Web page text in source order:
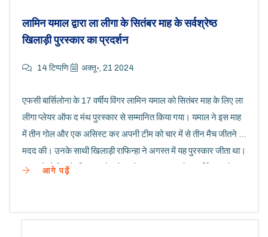
लामिन यमाल द्वारा ला लीगा के सितंबर माह के सर्वश्रेष्ठ
खिलाड़ी पुरस्कार का प्रदर्शन
14 टिप्पणि अक्तू॰, 21 2024
एफसी बार्सिलोना के 17 वर्षीय विंगर लामिन यमाल को सितंबर माह के लिए ला
लीगा प्लेयर ऑफ द मंथ पुरस्कार से सम्मानित किया गया। यमाल ने इस माह
में तीन गोल और एक असिस्ट कर अपनी टीम को चार में से तीन मैच जीतने में
मदद की। उनके साथी खिलाड़ी राफिन्हा ने अगस्त में यह पुरस्कार जीता था।
यमाल ने सेवीला के खिलाफ मैच से पहले इस पुरस्कार को प्रदर्शित करते हुए
आगे पढ़ें